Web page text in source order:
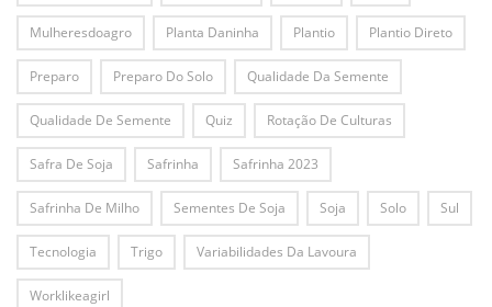
Mulheresdoagro Planta Daninha Plantio Plantio Direto
Preparo Preparo Do Solo Qualidade Da Semente
Qualidade De Semente Quiz Rotação De Culturas
Safra De Soja Safrinha Safrinha 2023
Safrinha De Milho Sementes De Soja Soja Solo Sul
Tecnologia Trigo Variabilidades Da Lavoura
Worklikeagirl